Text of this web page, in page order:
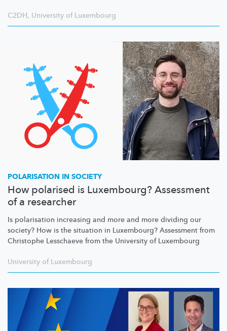
C2DH, University of Luxembourg
POLARISATION IN SOCIETY
How polarised is Luxembourg? Assessment
of a researcher
Is polarisation increasing and more and more dividing our
society? How is the situation in Luxembourg? Assessment from
Christophe Lesschaeve from the University of Luxembourg
University of Luxembourg